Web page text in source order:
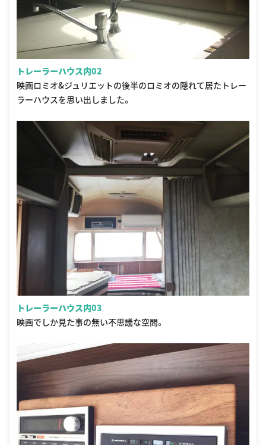
トレーラーハウス内02
映画ロミオ&ジュリエットの後半のロミオの隠れて居たトレー
ラーハウスを思い出しました。
トレーラーハウス内03
映画でしか見た事の無い不思議な空間。